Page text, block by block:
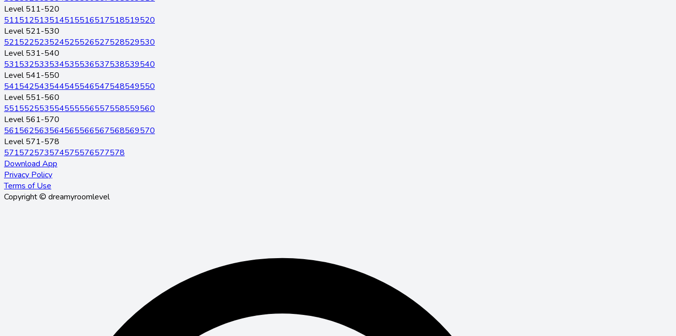
Level 511-520
511512513514515516517518519520
Level 521-530
521522523524525526527528529530
Level 531-540
531532533534535536537538539540
Level 541-550
541542543544545546547548549550
Level 551-560
551552553554555556557558559560
Level 561-570
561562563564565566567568569570
Level 571-578
571572573574575576577578
Download App
Privacy Policy
Terms of Use
Copyright © dreamyroomlevel